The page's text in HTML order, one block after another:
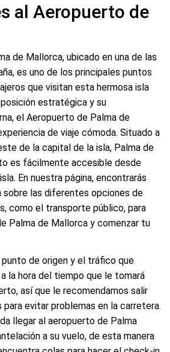
al Aeropuerto de
de Mallorca, ubicado en una de las
es uno de los principales puntos
que visitan esta hermosa isla
estratégica y su
el Aeropuerto de Palma de
de viaje cómoda. Situado a
de la capital de la isla, Palma de
es fácilmente accesible desde
En nuestra página, encontrarás
sobre las diferentes opciones de
como el transporte público, para
Palma de Mallorca y comenzar tu
de origen y el tráfico que
la hora del tiempo que le tomará
así que le recomendamos salir
evitar problemas en la carretera.
llegar al aeropuerto de Palma
a su vuelo, de esta manera